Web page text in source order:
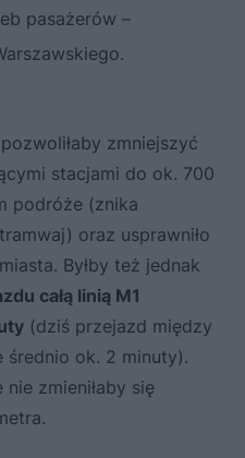
pasażerów –
zmniejszyć
stacjami do ok. 700
podróże (znika
oraz usprawniło
Byłby też jednak
całą linią M1
(dziś przejazd między
średnio ok. 2 minuty).
zmieniłaby się